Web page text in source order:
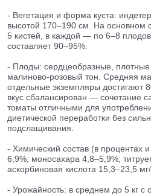
- Вегетация и форма куста:
высотой 170–190 см. На основном
5 кистей, в каждой — по 6–8
составляет 90–95%.
- Плоды: сердцеобразные,
малиново‑розовый тон. Средняя
отдельные экземпляры достигают
вкус сбалансирован — сочетание
томаты отличными для
диетической переработки без
подслащивания.
- Химический состав (в процентах
6,9%; моносахара 4,8–5,9%;
аскорбиновая кислота 15,3–23,5 мг/
- Урожайность: в среднем до 5 кг с